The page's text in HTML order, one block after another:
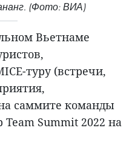
(Фото: ВИА)
Вьетнаме
туру (встречи,
саммите команды
Summit 2022 на